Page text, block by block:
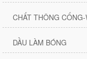
CHẤT THÔNG
DẦU LÀM BÓNG